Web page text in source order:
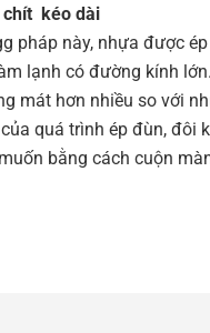
chít kéo dài
pháp này, nhựa được
lạnh có đường kính
mát hơn nhiều so với
quá trình ép đùn, đôi
bằng cách cuộn